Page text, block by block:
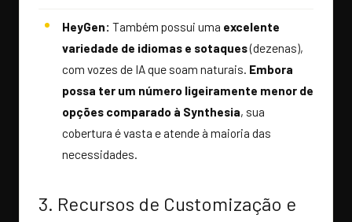
HeyGen: Também possui uma excelente
variedade de idiomas e sotaques(dezenas),
com vozes de IA que soam naturais. Embora
possa ter um número ligeiramente menor de
opções comparado à Synthesia, sua
cobertura é vasta e atende à maioria das
necessidades.
3. Recursos de Customização e